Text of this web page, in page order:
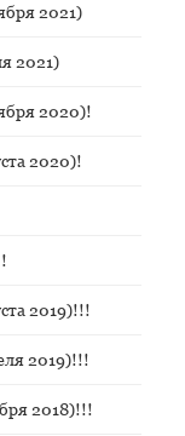
2021)
2021)
2020)!
2020)!
2019)!!!
2019)!!!
2018)!!!